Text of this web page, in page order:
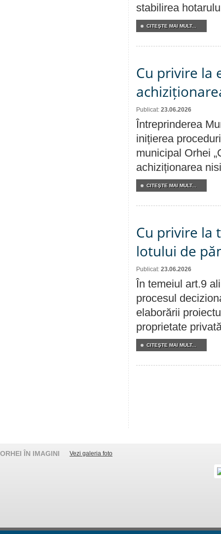
stabilirea
CITEŞTE MAI MULT...
Cu privire la
Publicat: 23.06.2026
Întreprinderea
inițierea
municipal Orhei
achiziționarea
CITEŞTE MAI MULT...
Cu privire la
lotului de
Publicat: 23.06.2026
În temeiul art.9
procesul
elaborării
proprietate
CITEŞTE MAI MULT...
ORHEI ÎN IMAGINI Vezi galeria foto